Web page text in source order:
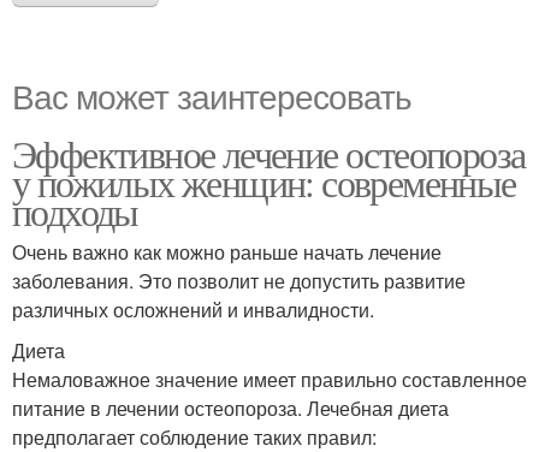
Вас может заинтересовать
Эффективное лечение остеопороза
у пожилых женщин: современные
подходы
Очень важно как можно раньше начать лечение
заболевания. Это позволит не допустить развитие
различных осложнений и инвалидности.
Диета
Немаловажное значение имеет правильно составленное
питание в лечении остеопороза. Лечебная диета
предполагает соблюдение таких правил: